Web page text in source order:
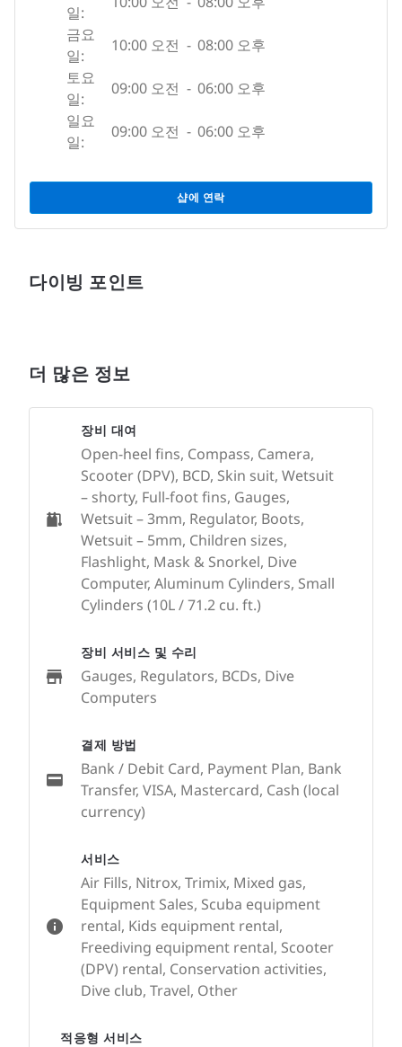
일:
금요
일:
10:00 오전 - 08:00 오후
토요
일:
09:00 오전 - 06:00 오후
일요
일:
09:00 오전 - 06:00 오후
샵에 연락
다이빙 포인트
더 많은 정보
서비스
Air Fills, Nitrox, Trimix, Mixed gas,
Equipment Sales, Scuba equipment
rental, Kids equipment rental,
Freediving equipment rental, Scooter
(DPV) rental, Conservation activities,
Dive club, Travel, Other
적응형 서비스
장비 대여
Open-heel fins, Compass, Camera,
Scooter (DPV), BCD, Skin suit, Wetsuit
– shorty, Full-foot fins, Gauges,
Wetsuit – 3mm, Regulator, Boots,
Wetsuit – 5mm, Children sizes,
Flashlight, Mask & Snorkel, Dive
Computer, Aluminum Cylinders, Small
Cylinders (10L / 71.2 cu. ft.)
장비 서비스 및 수리
Gauges, Regulators, BCDs, Dive
Computers
결제 방법
Bank / Debit Card, Payment Plan, Bank
Transfer, VISA, Mastercard, Cash (local
currency)